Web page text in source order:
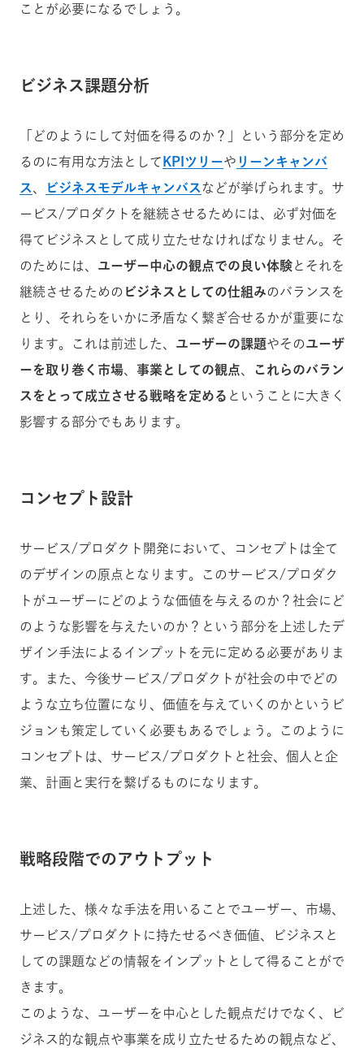
ことが必要になるでしょう。
ビジネス課題分析
「どのようにして対価を得るのか？」という部分を定め
るのに有用な方法として KPIツリーや リーンキャンバ
ス
ビジネスモデルキャンバスなどが挙げられます。サ
ービス/プロダクトを継続させるためには、必ず対価を
得てビジネスとして成り立たせなければなりません。そ
のためには、 ユーザー中心の観点での良い体験とそれを
継続させるための ビジネスとしての仕組みのバランスを
とり、それらをいかに矛盾なく繋ぎ合せるかが重要にな
ります。これは前述した、 ユーザーの課題やそのユーザ
ーを取り巻く市場
事業としての観点
これらのバラン
スをとって成立させる戦略を定める ということに大きく
影響する部分でもあります。
コンセプト設計
サービス/プロダクト開発において、コンセプトは全て
のデザインの原点となります。このサービス/プロダク
トがユーザーにどのような価値を与えるのか？社会にど
のような影響を与えたいのか？という部分を上述したデ
ザイン手法によるインプットを元に定める必要がありま
す。また、今後サービス/プロダクトが社会の中でどの
ような立ち位置になり、価値を与えていくのかというビ
ジョンも策定していく必要もあるでしょう。このように
コンセプトは、サービス/プロダクトと社会、個人と企
業、計画と実行を繋げるものになります。
戦略段階でのアウトプット
上述した、様々な手法を用いることでユーザー、市場、
サービス/プロダクトに持たせるべき価値、ビジネスと
しての課題などの情報をインプットとして得ることがで
きます。
このような、ユーザーを中心とした観点だけでなく、ビ
ジネス的な観点や事業を成り立たせるための観点など、